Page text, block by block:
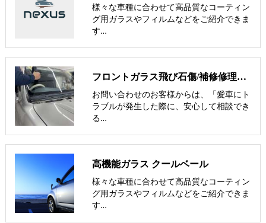
様々な車種に合わせて高品質なコーティン
グ用ガラスやフィルムなどをご紹介できま
す…
フロントガラス飛び石傷/補修修理か交換/費用や保険修理の可否など解説
お問い合わせのお客様からは、「愛車にト
ラブルが発生した際に、安心して相談でき
る…
高機能ガラス クールベール
様々な車種に合わせて高品質なコーティン
グ用ガラスやフィルムなどをご紹介できま
す…